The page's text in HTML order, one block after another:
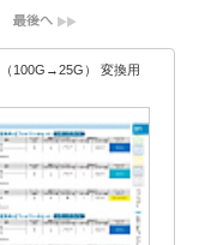
100G→25G） 変換用